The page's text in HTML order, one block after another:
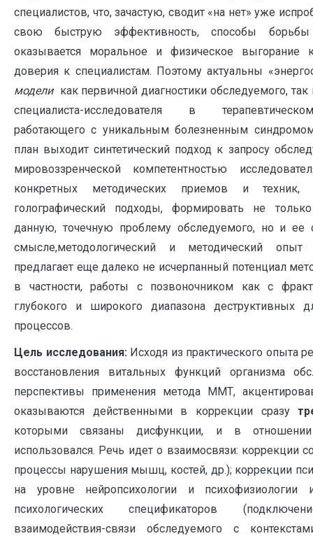
специалистов, что, зачастую, сводит «на нет» уже
свою быструю эффективность, способы
оказывается моральное и физическое выгорание
доверия к специалистам. Поэтому актуальны
моделикак первичной диагностики обследуемого,
специалиста-исследователя в
работающего с уникальным болезненным
план выходит синтетический подход к запросу
мировоззренческой компетентностью
конкретных методических приемов и
голографический подходы, формировать не
данную, точечную проблему обследуемого, но и ее
смысле,методологический и методический опыт
предлагает еще далеко не исчерпанный потенциал
в частности, работы с позвоночником как с
глубокого и широкого диапазона деструктивных
процессов.
Цель исследования: Исходя из практического опыта
восстановления витальных функций организма
перспективы применения метода ММТ,
оказываются действенными в коррекции сразу
которыми связаны дисфункции, и в
использовался. Речь идет о взаимосвязи: коррекции
процессы нарушения мышц, костей, др.); коррекции
на уровне нейропсихологии и психофизиологии
психологических спецификаторов
взаимодействия-связи обследуемого с